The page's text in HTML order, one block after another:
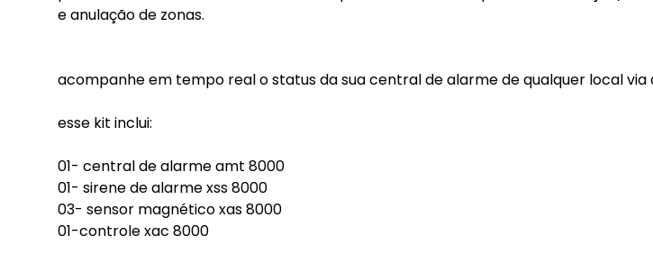
e anulação de zonas.
acompanhe em tempo real o status da sua central de alarme de qualquer local via
esse kit inclui:
01- central de alarme amt 8000
01- sirene de alarme xss 8000
03- sensor magnético xas 8000
01-controle xac 8000